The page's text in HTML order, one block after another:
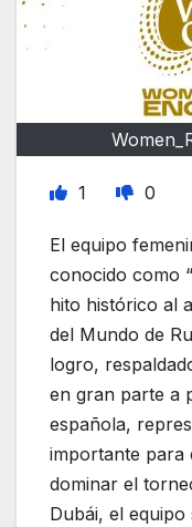
1 0
El equipo
conocido como
hito histórico al
del Mundo de
logro,
en gran parte a
española,
importante para
dominar el
Dubái, el